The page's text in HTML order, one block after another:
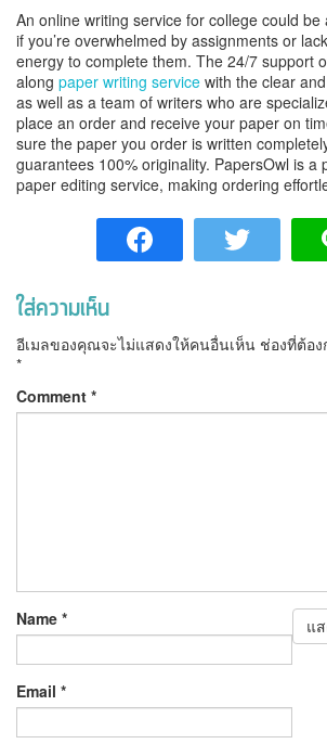
An online writing service for college could be
if you’re overwhelmed by assignments or
energy to complete them. The 24/7 support
along paper writing service with the clear
as well as a team of writers who are
place an order and receive your paper on
sure the paper you order is written
guarantees 100% originality. PapersOwl is a
paper editing service, making ordering
ใส่ความเห็น
อีเมลของคุณจะไม่แสดงให้คนอื่นเห็น ช่องที่ต้อง
*
Comment *
Name *
Email *